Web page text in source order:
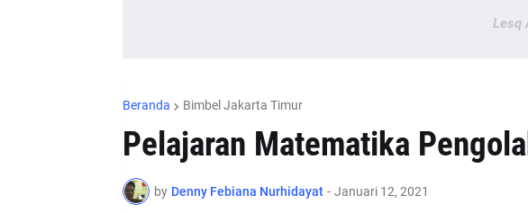
Lesq
Beranda Bimbel Jakarta Timur
Pelajaran Matematika
by Denny Febiana Nurhidayat - Januari 12, 2021